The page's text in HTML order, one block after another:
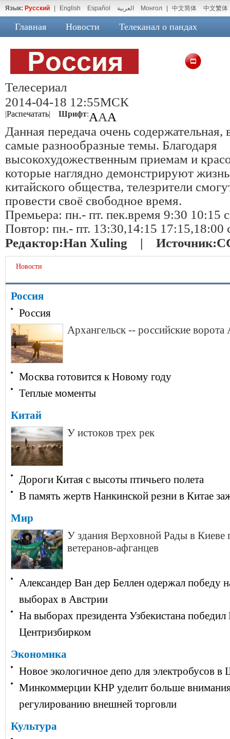
Язык: Русский English Español العربية Монгол 中文简体 中文繁体
Главная Новости Телеканал о пандах
Телесериал
2014-04-18 12:55МСК
|Распечатать| Шрифт:AAA
Данная передача очень
самые разнообразные темы. Благодаря
высокохудожественным приемам и
которые наглядно демонстрируют
китайского общества, телезрители
провести своё свободное время.
Премьера: пн.- пт. пек.время 9:30 10:15
Повтор: пн.- пт. 13:30,14:15 17:15,18:00
Редактор:Han Xuling | Источник:
Новости
Россия
Россия
Архангельск -- российские ворота
Москва готовится к Новому году
Теплые моменты
Китай
У истоков трех рек
Дороги Китая с высоты птичьего полета
В память жертв Нанкинской резни в Китае
Мир
У здания Верховной Рады в Киеве
ветеранов-афганцев
Александер Ван дер Беллен одержал победу
выборах в Австрии
На выборах президента Узбекистана
Центризбирком
Экономика
Новое экологичное депо для электробусов в
Минкоммерции КНР уделит больше
регулированию внешней торговли
Культура